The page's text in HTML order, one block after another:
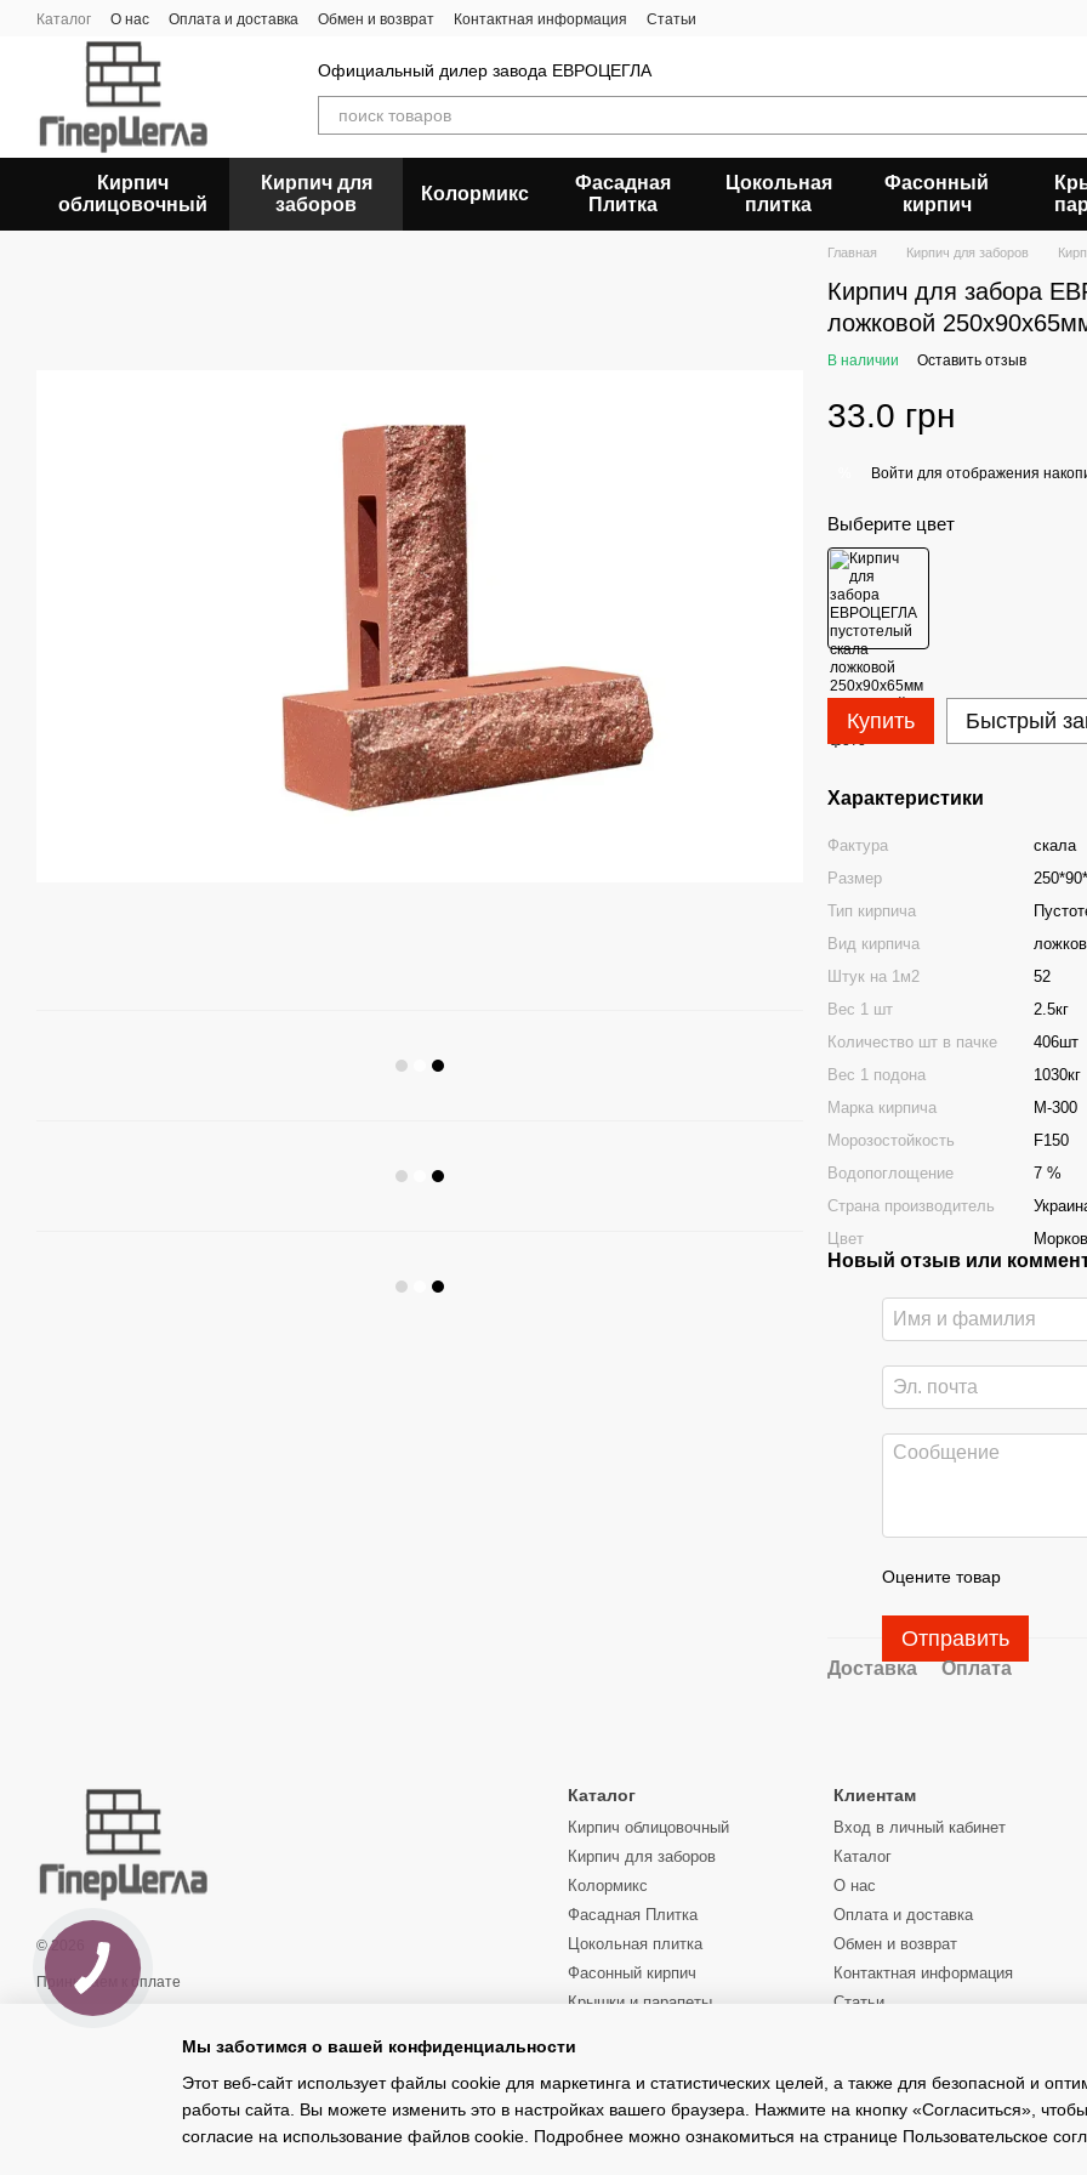
Перейти к основному контенту
Каталог О нас Оплата и доставка Обмен и возврат Контактная информация Статьи
Официальный дилер завода ЕВРОЦЕГЛА
Кирпич
облицовочный
Кирпич для
заборов
Колормикс
Фасадная
Плитка
Цокольная
плитка
Фасонный
кирпич
Главная Кирпич для заборов
Кирпич для забора
ложковой
В наличии Оставить отзыв
33.0 грн
Войти для отображения
Выберите цвет
Купить Быстрый
Характеристики
Фактура
скала
Размер
Тип кирпича
Вид кирпича
Штук на 1м2
52
Вес 1 шт
2.5кг
Количество шт в пачке
406шт
Вес 1 подона
1030кг
Марка кирпича
М-300
Морозостойкость
F150
Водопоглощение
7 %
Страна производитель
Цвет
Новый отзыв или
Оцените товар
Отправить
Доставка Оплата
© 2026
Принимаем к оплате
Мобильная версия
Каталог
Кирпич облицовочный
Кирпич для заборов
Колормикс
Фасадная Плитка
Цокольная плитка
Фасонный кирпич
Крышки и парапеты
Киевская область
Клиентам
Вход в личный кабинет
Каталог
О нас
Оплата и доставка
Обмен и возврат
Контактная информация
Статьи
Мы заботимся о вашей конфиденциальности
Этот веб-сайт использует файлы cookie для маркетинга и статистических целей, а также для безопасной и
работы сайта. Вы можете изменить это в настройках вашего браузера. Нажмите на кнопку «Согласиться»,
согласие на использование файлов cookie. Подробнее можно ознакомиться на странице Пользовательское